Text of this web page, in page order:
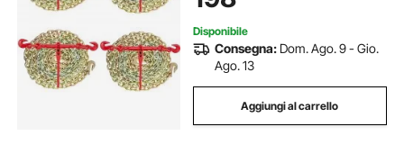
Disponibile
Consegna: Dom. Ago. 9 - Gio.
Ago. 13
Aggiungi al carrello